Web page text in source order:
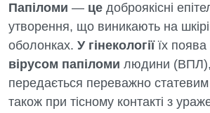
Папіломи — це доброякісні
утворення, що виникають на
оболонках. У гінекології їх поява
вірусом папіломи людини
передається переважно
також при тісному контакті з